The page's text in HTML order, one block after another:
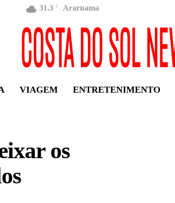
31.3 C Araruama
VIAGEM ENTRETENIMENTO
os